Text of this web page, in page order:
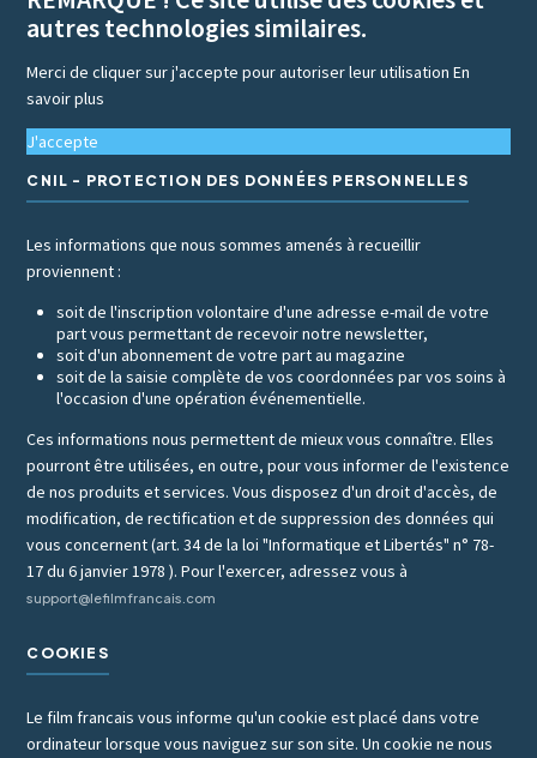
autres technologies similaires.
Merci de cliquer sur j'accepte pour autoriser leur utilisationEn
savoir plus
J'accepte
CNIL - PROTECTION DES DONNÉES PERSONNELLES
Les informations que nous sommes amenés à recueillir
proviennent :
soit de l'inscription volontaire d'une adresse e-mail de votre
part vous permettant de recevoir notre newsletter,
soit d'un abonnement de votre part au magazine
soit de la saisie complète de vos coordonnées par vos soins à
l'occasion d'une opération événementielle.
Ces informations nous permettent de mieux vous connaître. Elles
pourront être utilisées, en outre, pour vous informer de l'existence
de nos produits et services. Vous disposez d'un droit d'accès, de
modification, de rectification et de suppression des données qui
vous concernent (art. 34 de la loi "Informatique et Libertés" n° 78-
17 du 6 janvier 1978 ). Pour l'exercer, adressez vous à
support@lefilmfrancais.com
COOKIES
Le film francais vous informe qu'un cookie est placé dans votre
ordinateur lorsque vous naviguez sur son site. Un cookie ne nous